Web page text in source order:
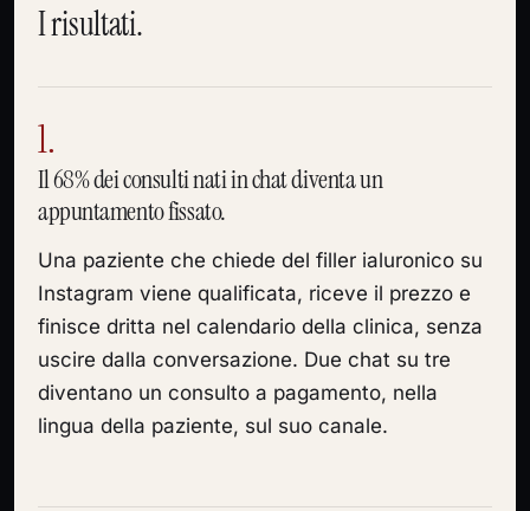
I risultati.
1.
Il 68% dei consulti nati in chat diventa un
appuntamento fissato.
Una paziente che chiede del filler ialuronico su
Instagram viene qualificata, riceve il prezzo e
finisce dritta nel calendario della clinica, senza
uscire dalla conversazione. Due chat su tre
diventano un consulto a pagamento, nella
lingua della paziente, sul suo canale.